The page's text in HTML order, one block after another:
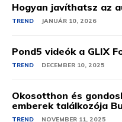
Hogyan javíthatsz az
TREND JANUÁR 10, 2026
Pond5 videók a GLIX
TREND DECEMBER 10, 2025
Okosotthon és
emberek találkozója
TREND NOVEMBER 11, 2025